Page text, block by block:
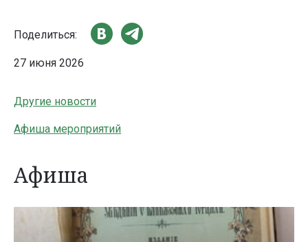
Поделиться:
27 июня 2026
Другие новости
Афиша мероприятий
Афиша